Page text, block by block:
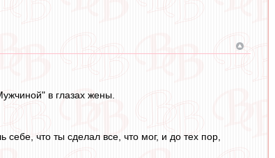
в глазах жены.
что ты сделал все, что мог, и до тех пор,